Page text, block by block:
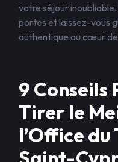
votre séjour inoubliable.
portes et laissez-vous
authentique au cœur de
9 Conseils
Tirer le
l’Office du